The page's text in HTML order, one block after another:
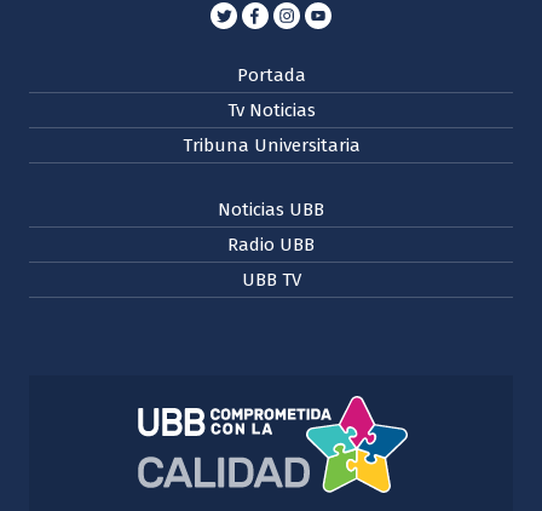
Portada
Tv Noticias
Tribuna Universitaria
Noticias UBB
Radio UBB
UBB TV